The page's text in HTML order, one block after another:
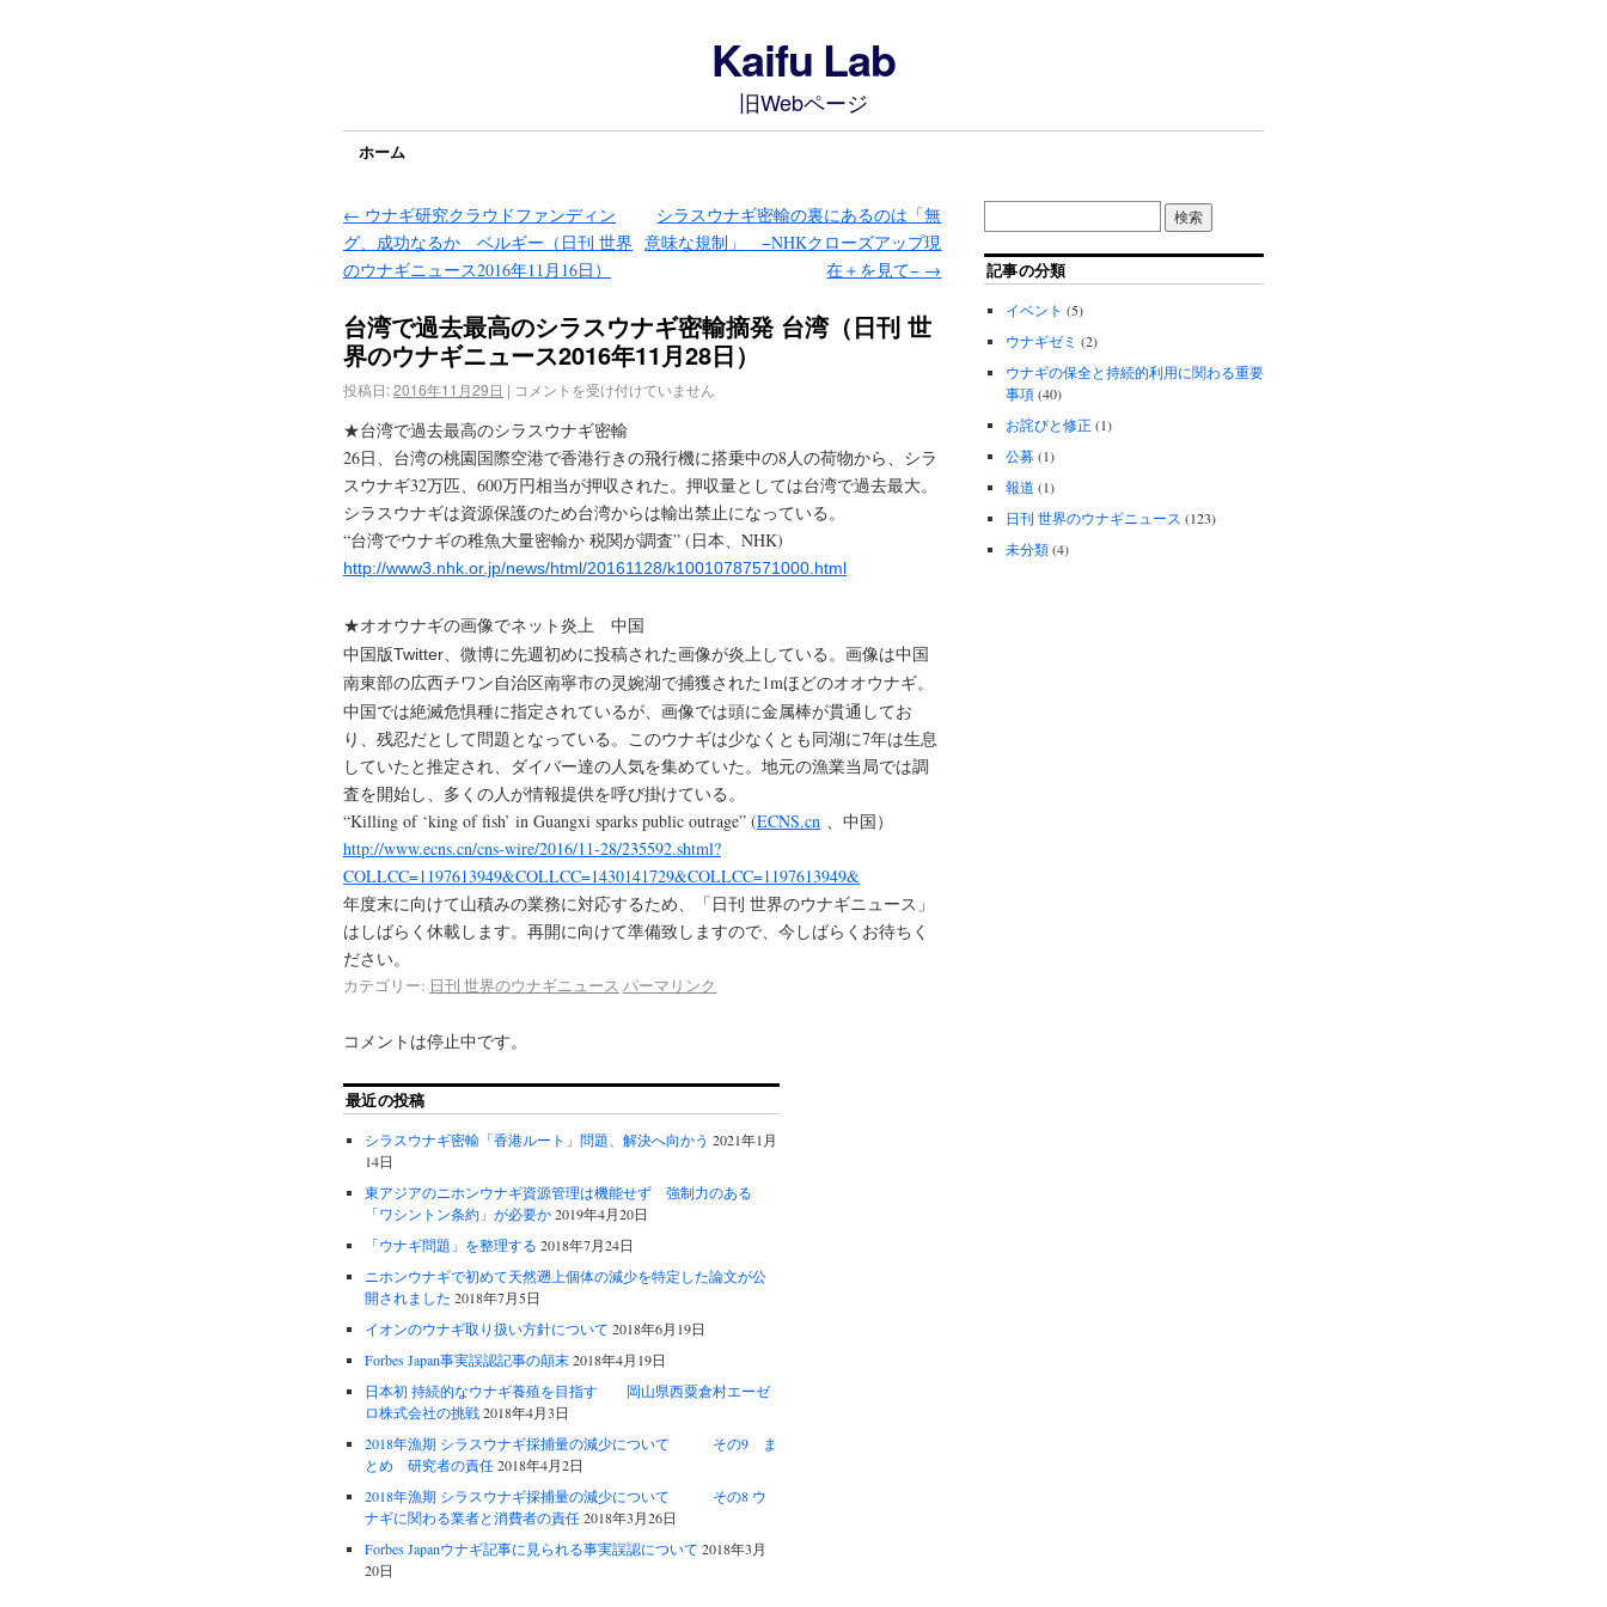
Kaifu Lab
旧Webページ
ホーム
← ウナギ研究クラウドファンディン
グ、成功なるか ベルギー（日刊 世界
のウナギニュース2016年11月16日）
シラスウナギ密輸の裏にあるのは「無
意味な規制」 −NHKクローズアップ現
在＋を見て− →
台湾で過去最高のシラスウナギ密輸摘発 台湾（日刊 世
界のウナギニュース2016年11月28日）
投稿日:2016年11月29日 | コメントを受け付けていません
★台湾で過去最高のシラスウナギ密輸
26日、台湾の桃園国際空港で香港行きの飛行機に搭乗中の8人の荷物から、シラ
スウナギ32万匹、600万円相当が押収された。押収量としては台湾で過去最大。
シラスウナギは資源保護のため台湾からは輸出禁止になっている。
“台湾でウナギの稚魚大量密輸か 税関が調査” (日本、NHK)
http://www3.nhk.or.jp/news/html/20161128/k10010787571000.html
★オオウナギの画像でネット炎上 中国
中国版Twitter、微博に先週初めに投稿された画像が炎上している。画像は中国
南東部の広西チワン自治区南寧市の灵婉湖で捕獲された1mほどのオオウナギ。
中国では絶滅危惧種に指定されているが、画像では頭に金属棒が貫通してお
り、残忍だとして問題となっている。このウナギは少なくとも同湖に7年は生息
していたと推定され、ダイバー達の人気を集めていた。地元の漁業当局では調
査を開始し、多くの人が情報提供を呼び掛けている。
“Killing of ‘king of fish’ in Guangxi sparks public outrage” (ECNS.cn 、中国）
http://www.ecns.cn/cns-wire/2016/11-28/235592.shtml?
COLLCC=1197613949&COLLCC=1430141729&COLLCC=1197613949&
年度末に向けて山積みの業務に対応するため、「日刊 世界のウナギニュース」
はしばらく休載します。再開に向けて準備致しますので、今しばらくお待ちく
ださい。
カテゴリー: 日刊 世界のウナギニュース パーマリンク
コメントは停止中です。
記事の分類
イベント (5)
ウナギゼミ (2)
ウナギの保全と持続的利用に関わる重要
事項(40)
お詫びと修正 (1)
公募(1)
報道 (1)
日刊 世界のウナギニュース (123)
未分類(4)
最近の投稿
シラスウナギ密輸「香港ルート」問題、解決へ向かう 2021年1月
14日
東アジアのニホンウナギ資源管理は機能せず 強制力のある
「ワシントン条約」が必要か2019年4月20日
「ウナギ問題」を整理する 2018年7月24日
ニホンウナギで初めて天然遡上個体の減少を特定した論文が公
開されました 2018年7月5日
イオンのウナギ取り扱い方針について 2018年6月19日
Forbes Japan事実誤認記事の顛末2018年4月19日
日本初 持続的なウナギ養殖を目指す 岡山県西粟倉村エーゼ
ロ株式会社の挑戦2018年4月3日
2018年漁期 シラスウナギ採捕量の減少について その9 ま
とめ 研究者の責任2018年4月2日
2018年漁期 シラスウナギ採捕量の減少について その8 ウ
ナギに関わる業者と消費者の責任2018年3月26日
Forbes Japanウナギ記事に見られる事実誤認について 2018年3月
20日